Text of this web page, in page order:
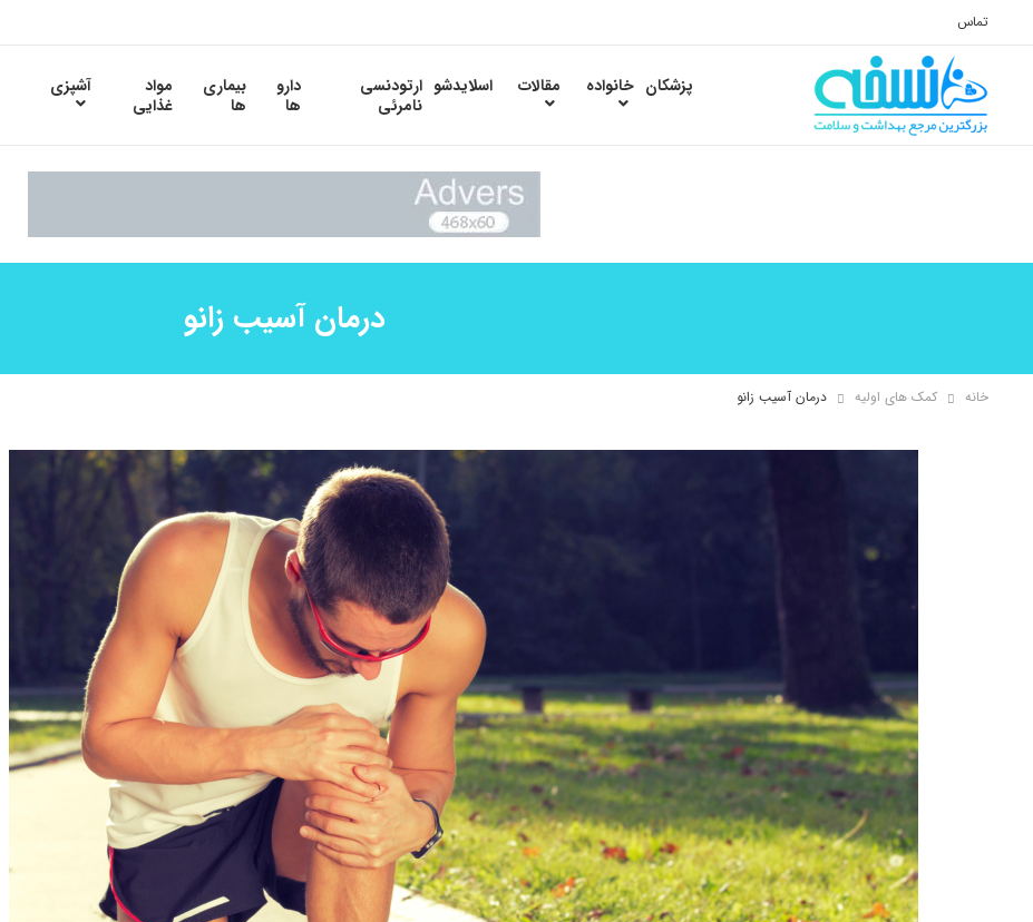
تماس
پزشکان خانواده مقالات اسلایدشو ارتودنسی
نامرئی
دارو
ها
بیماری
ها
مواد
غذایی
آشپزی
درمان آسیب زانو
خانه کمک های اولیه درمان آسیب زانو